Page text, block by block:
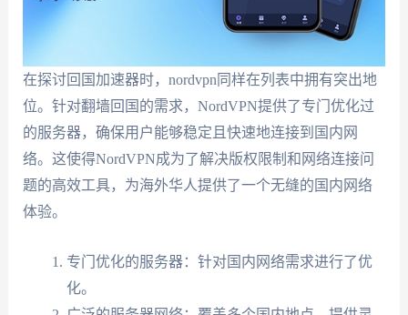
在探讨回国加速器时，nordvpn同样在列表中拥有突出地
位。针对翻墙回国的需求，NordVPN提供了专门优化过
的服务器，确保用户能够稳定且快速地连接到国内网
络。这使得NordVPN成为了解决版权限制和网络连接问
题的高效工具，为海外华人提供了一个无缝的国内网络
体验。
专门优化的服务器：针对国内网络需求进行了优
化。